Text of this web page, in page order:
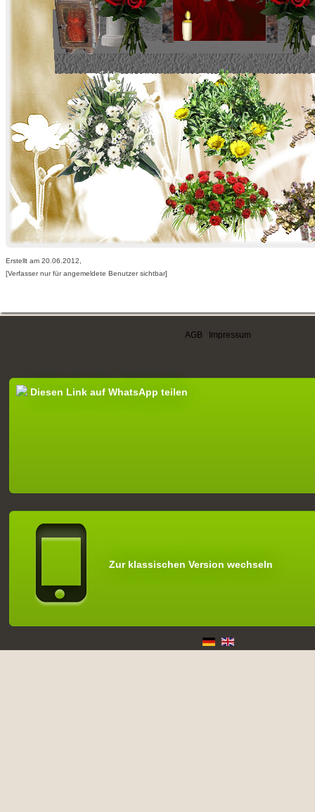
Erstellt am 20.06.2012,
[Verfasser nur für angemeldete Benutzer sichtbar]
AGB Impressum
Diesen Link auf WhatsApp teilen
Zur klassischen Version wechseln